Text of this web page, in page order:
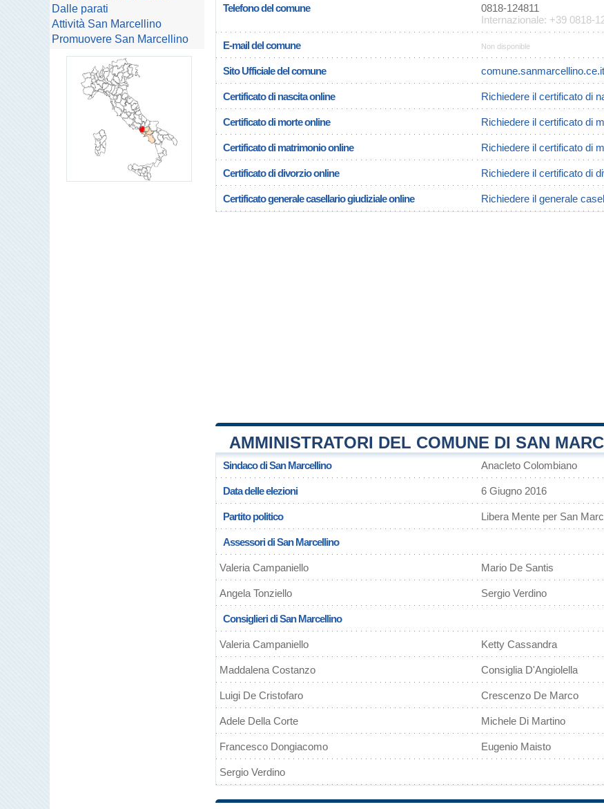
Telefono del comune
0818-124811
Internazionale: +39 0818-
E-mail del comune Non disponible
Sito Ufficiale del comune comune.sanmarcellino.ce.it
Certificato di nascita online Richiedere il certificato di
Certificato di morte online Richiedere il certificato di
Certificato di matrimonio online Richiedere il certificato di
Certificato di divorzio online Richiedere il certificato di
Certificato generale casellario giudiziale online Richiedere il generale
AMMINISTRATORI DEL COMUNE DI SAN
Sindaco di San Marcellino Anacleto Colombiano
Data delle elezioni 6 Giugno 2016
Partito politico Libera Mente per San
Assessori di San Marcellino
Valeria Campaniello Mario De Santis
Angela Tonziello Sergio Verdino
Consiglieri di San Marcellino
Valeria Campaniello Ketty Cassandra
Maddalena Costanzo Consiglia D'Angiolella
Luigi De Cristofaro Crescenzo De Marco
Adele Della Corte Michele Di Martino
Francesco Dongiacomo Eugenio Maisto
Sergio Verdino
Dalle parati
Attività San Marcellino
Promuovere San Marcellino